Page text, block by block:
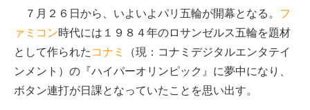
７月２６日から、いよいよパリ五輪が開幕となる。 フ
ァミコン時代には１９８４年のロサンゼルス五輪を題材
として作られた コナミ
（現：コナミデジタルエンタテイ
ンメント）の『ハイパーオリンピック』に夢中になり、
ボタン連打が日課となっていたことを思い出す。